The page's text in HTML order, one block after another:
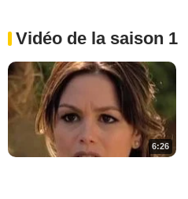
Vidéo de la saison 1
6:26